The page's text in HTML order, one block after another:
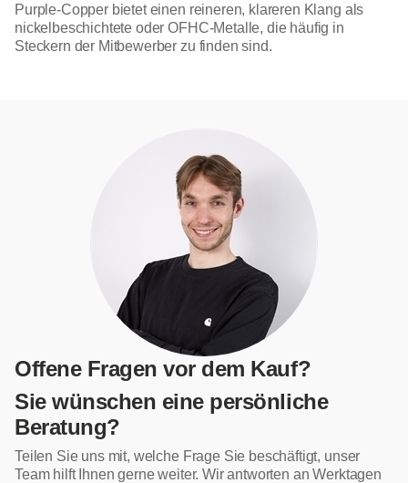
Purple-Copper bietet einen reineren, klareren Klang als
nickelbeschichtete oder OFHC-Metalle, die häufig in
Steckern der Mitbewerber zu finden sind.
Offene Fragen vor dem Kauf?
Sie wünschen eine persönliche
Beratung?
Teilen Sie uns mit, welche Frage Sie beschäftigt, unser
Team hilft Ihnen gerne weiter. Wir antworten an Werktagen